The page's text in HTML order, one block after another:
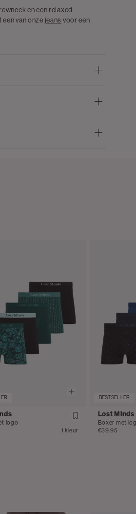
en een relaxed
van onze jeans voor een
logo
1 kleur
BESTSELLER
Lost Minds
Boxer met
€39.95